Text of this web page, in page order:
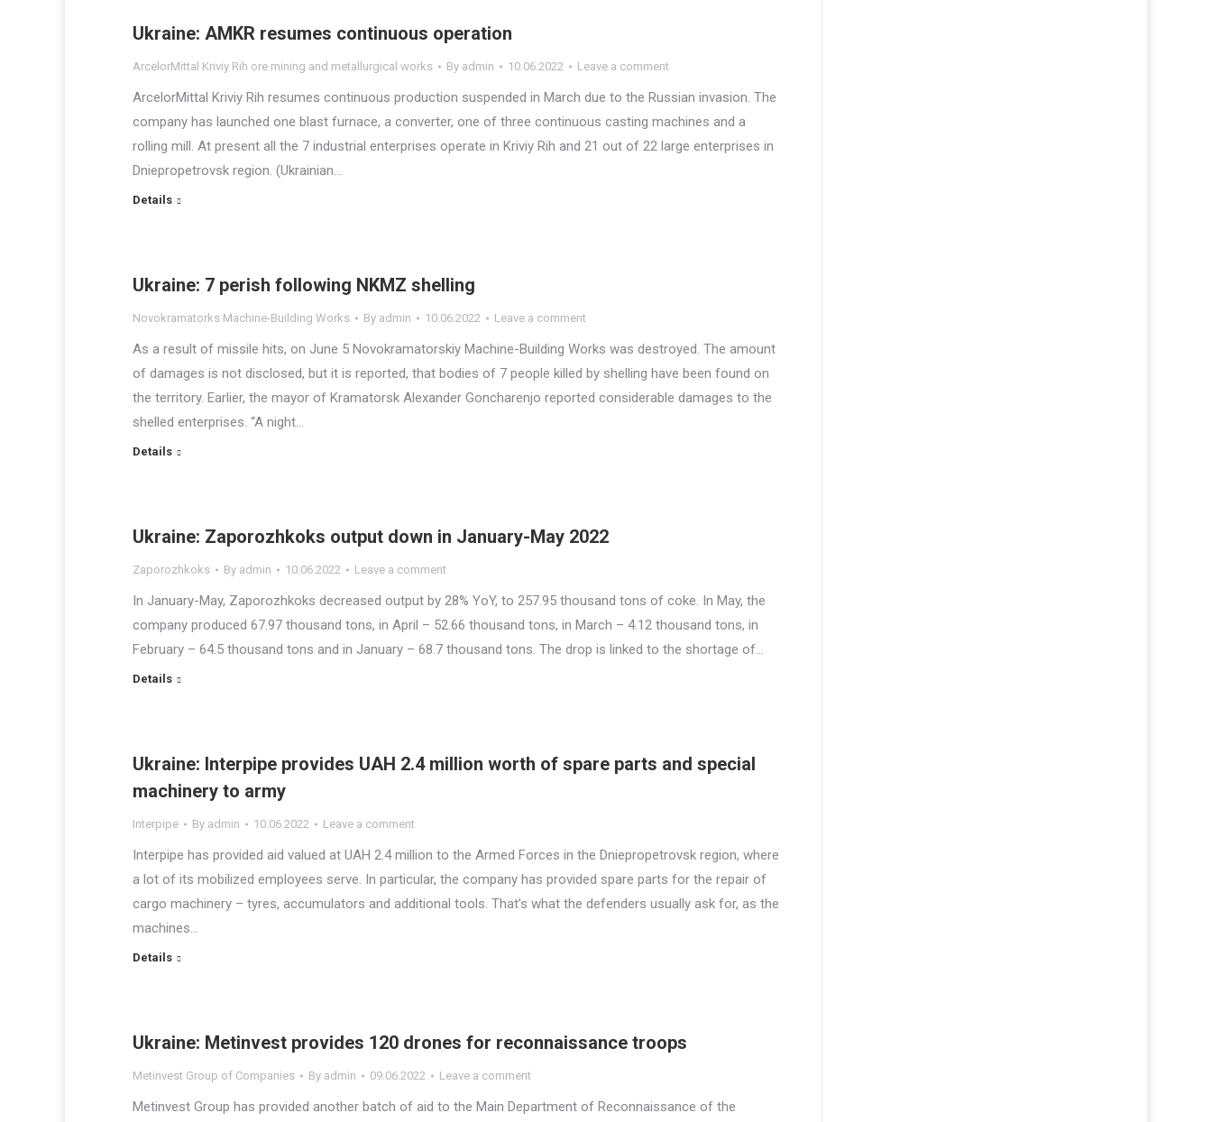
Ukraine: AMKR resumes continuous operation
ArcelorMittal Kriviy Rih ore mining and metallurgical works By admin 10.06.2022 Leave a comment
ArcelorMittal Kriviy Rih resumes continuous production suspended in March due to the Russian invasion. The
company has launched one blast furnace, a converter, one of three continuous casting machines and a
rolling mill. At present all the 7 industrial enterprises operate in Kriviy Rih and 21 out of 22 large enterprises in
Dniepropetrovsk region. (Ukrainian…
Details
Ukraine: 7 perish following NKMZ shelling
Novokramatorks Machine-Building Works By admin 10.06.2022 Leave a comment
As a result of missile hits, on June 5 Novokramatorskiy Machine-Building Works was destroyed. The amount
of damages is not disclosed, but it is reported, that bodies of 7 people killed by shelling have been found on
the territory. Earlier, the mayor of Kramatorsk Alexander Goncharenjo reported considerable damages to the
shelled enterprises. “A night…
Details
Ukraine: Zaporozhkoks output down in January-May 2022
Zaporozhkoks By admin 10.06.2022 Leave a comment
In January-May, Zaporozhkoks decreased output by 28% YoY, to 257.95 thousand tons of coke. In May, the
company produced 67.97 thousand tons, in April – 52.66 thousand tons, in March – 4.12 thousand tons, in
February – 64.5 thousand tons and in January – 68.7 thousand tons. The drop is linked to the shortage of…
Details
Ukraine: Interpipe provides UAH 2.4 million worth of spare parts and special
machinery to army
Interpipe By admin 10.06.2022 Leave a comment
Interpipe has provided aid valued at UAH 2.4 million to the Armed Forces in the Dniepropetrovsk region, where
a lot of its mobilized employees serve. In particular, the company has provided spare parts for the repair of
cargo machinery – tyres, accumulators and additional tools. That’s what the defenders usually ask for, as the
machines…
Details
Ukraine: Metinvest provides 120 drones for reconnaissance troops
Metinvest Group of Companies By admin 09.06.2022 Leave a comment
Metinvest Group has provided another batch of aid to the Main Department of Reconnaissance of the